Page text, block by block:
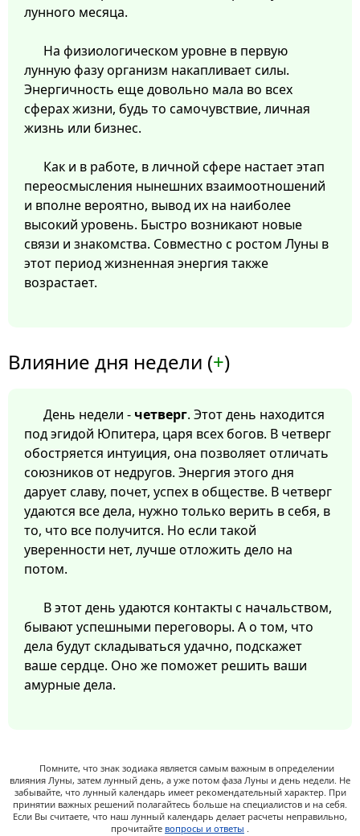
лунного месяца.
На физиологическом уровне в первую
лунную фазу организм накапливает силы.
Энергичность еще довольно мала во всех
сферах жизни, будь то самочувствие, личная
жизнь или бизнес.
Как и в работе, в личной сфере настает этап
переосмысления нынешних взаимоотношений
и вполне вероятно, вывод их на наиболее
высокий уровень. Быстро возникают новые
связи и знакомства. Совместно с ростом Луны в
этот период жизненная энергия также
возрастает.
Влияние дня недели (+)
День недели - четверг. Этот день находится
под эгидой Юпитера, царя всех богов. В четверг
обостряется интуиция, она позволяет отличать
союзников от недругов. Энергия этого дня
дарует славу, почет, успех в обществе. В четверг
удаются все дела, нужно только верить в себя, в
то, что все получится. Но если такой
уверенности нет, лучше отложить дело на
потом.
В этот день удаются контакты с начальством,
бывают успешными переговоры. А о том, что
дела будут складываться удачно, подскажет
ваше сердце. Оно же поможет решить ваши
амурные дела.
Помните, что знак зодиака является самым важным в определении
влияния Луны, затем лунный день, а уже потом фаза Луны и день недели. Не
забывайте, что лунный календарь имеет рекомендательный характер. При
принятии важных решений полагайтесь больше на специалистов и на себя.
Если Вы считаете, что наш лунный календарь делает расчеты неправильно,
прочитайте вопросы и ответы .